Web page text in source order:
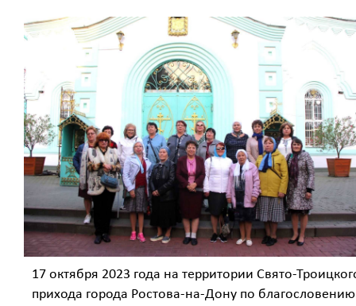
17 октября 2023 года на территории Свято-
прихода города Ростова-на-Дону по благословению